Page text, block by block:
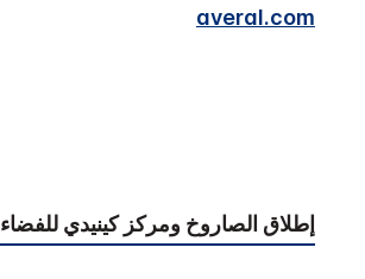
averal.com
إطلاق الصاروخ ومركز كينيدي للفضاء